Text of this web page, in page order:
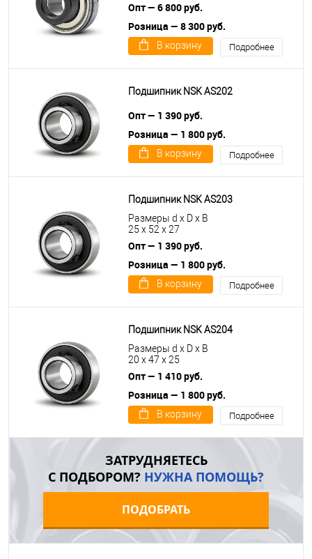
Опт — 6 800 руб.
Розница — 8 300 руб.
В корзину Подробнее
Подшипник NSK AS202
Опт — 1 390 руб.
Розница — 1 800 руб.
В корзину Подробнее
Подшипник NSK AS203
Размеры d x D x B
25 x 52 x 27
Опт — 1 390 руб.
Розница — 1 800 руб.
В корзину Подробнее
Подшипник NSK AS204
Размеры d x D x B
20 x 47 x 25
Опт — 1 410 руб.
Розница — 1 800 руб.
В корзину Подробнее
ЗАТРУДНЯЕТЕСЬ
С ПОДБОРОМ? НУЖНА ПОМОЩЬ?
ПОДОБРАТЬ